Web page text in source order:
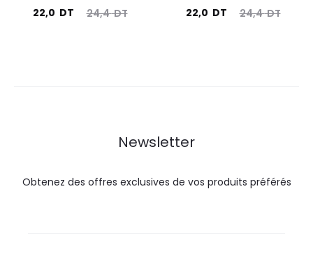
24,4DT
Le
22,0 DT
24,4DT
Le
22,0 DT
Newsletter
Obtenez des offres exclusives de vos produits préférés